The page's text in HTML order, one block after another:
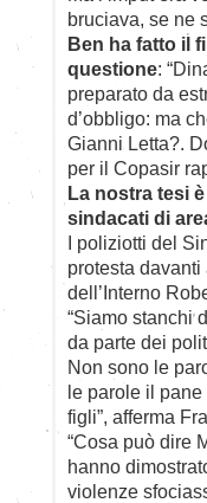
bruciava, se ne
Ben ha fatto il
questione:
preparato da
d’obbligo: ma
Gianni Letta?.
per il Copasir
La nostra tesi
sindacati di
I poliziotti del
protesta
dell’Interno
“Siamo stanchi
da parte dei
Non sono le
le parole il
figli”, afferma
“Cosa può dire
hanno
violenze